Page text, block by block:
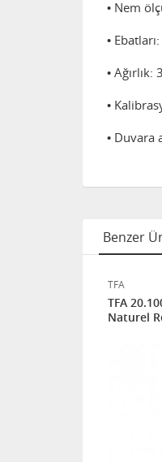
• Nem
•
• Ağırlık:
•
• Duvara
Benzer
TFA
TFA
Naturel